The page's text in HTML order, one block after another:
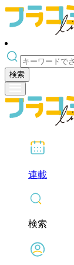
検索
連載
検索